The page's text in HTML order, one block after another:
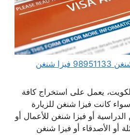
مكتب استخراج فيزا شنغن 98951133 فيزا شنغن
يعمل على استخراج كافة
كانت فيزا شنغن للزيارة
أو فيزا شنغن للأعمال أو
أو الأصدقاء أو فيزا شنغن